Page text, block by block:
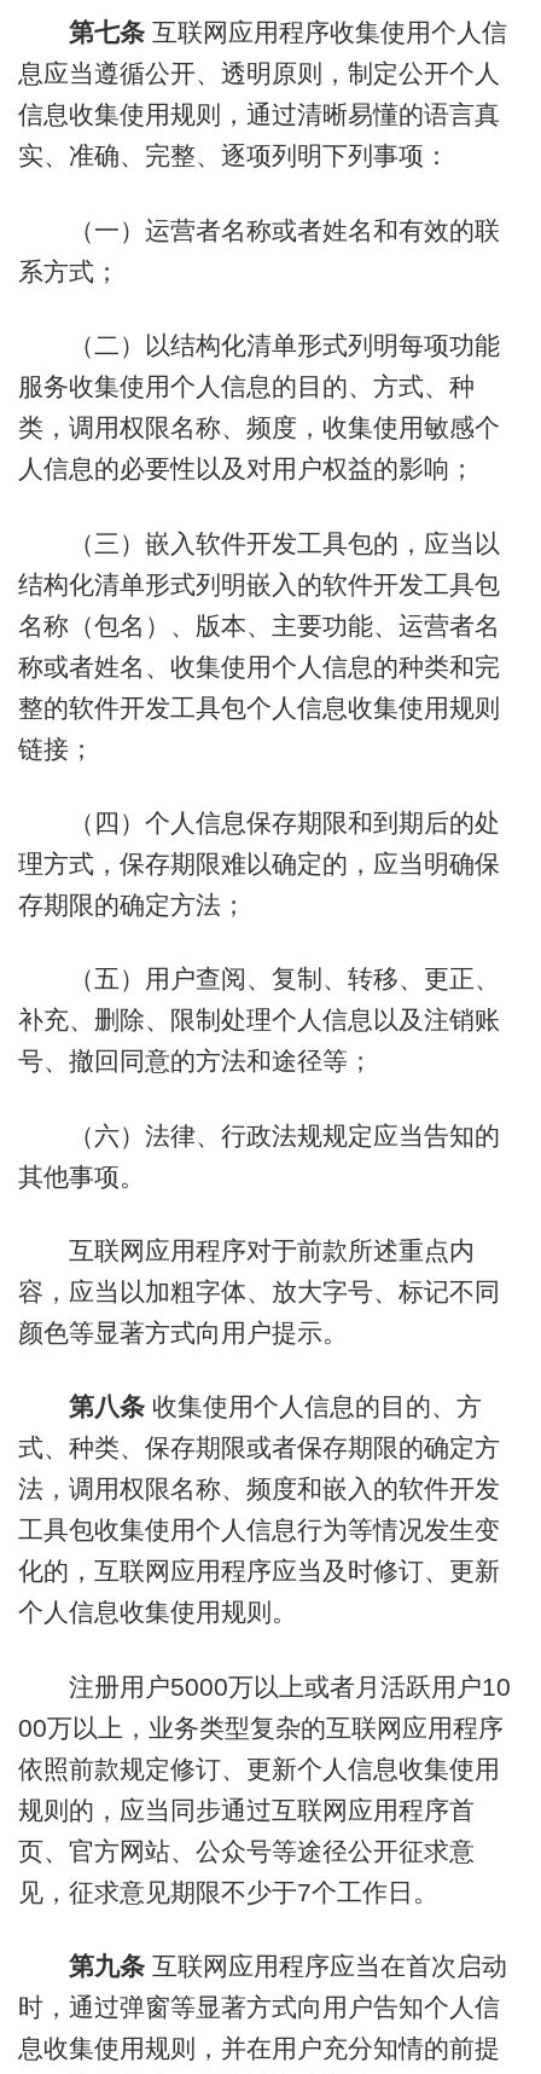
第七条互联网应用程序收集使用个人信
息应当遵循公开、透明原则，制定公开个人
信息收集使用规则，通过清晰易懂的语言真
实、准确、完整、逐项列明下列事项：
（一）运营者名称或者姓名和有效的联
系方式；
（二）以结构化清单形式列明每项功能
服务收集使用个人信息的目的、方式、种
类，调用权限名称、频度，收集使用敏感个
人信息的必要性以及对用户权益的影响；
（三）嵌入软件开发工具包的，应当以
结构化清单形式列明嵌入的软件开发工具包
名称（包名）、版本、主要功能、运营者名
称或者姓名、收集使用个人信息的种类和完
整的软件开发工具包个人信息收集使用规则
链接；
（四）个人信息保存期限和到期后的处
理方式，保存期限难以确定的，应当明确保
存期限的确定方法；
（五）用户查阅、复制、转移、更正、
补充、删除、限制处理个人信息以及注销账
号、撤回同意的方法和途径等；
（六）法律、行政法规规定应当告知的
其他事项。
互联网应用程序对于前款所述重点内
容，应当以加粗字体、放大字号、标记不同
颜色等显著方式向用户提示。
第八条收集使用个人信息的目的、方
式、种类、保存期限或者保存期限的确定方
法，调用权限名称、频度和嵌入的软件开发
工具包收集使用个人信息行为等情况发生变
化的，互联网应用程序应当及时修订、更新
个人信息收集使用规则。
注册用户5000万以上或者月活跃用户10
00万以上，业务类型复杂的互联网应用程序
依照前款规定修订、更新个人信息收集使用
规则的，应当同步通过互联网应用程序首
页、官方网站、公众号等途径公开征求意
见，征求意见期限不少于7个工作日。
第九条互联网应用程序应当在首次启动
时，通过弹窗等显著方式向用户告知个人信
息收集使用规则，并在用户充分知情的前提